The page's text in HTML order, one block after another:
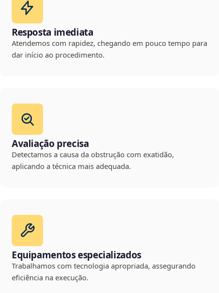
Resposta imediata
Atendemos com rapidez, chegando em pouco tempo para
dar início ao procedimento.
Avaliação precisa
Detectamos a causa da obstrução com exatidão,
aplicando a técnica mais adequada.
Equipamentos especializados
Trabalhamos com tecnologia apropriada, assegurando
eficiência na execução.